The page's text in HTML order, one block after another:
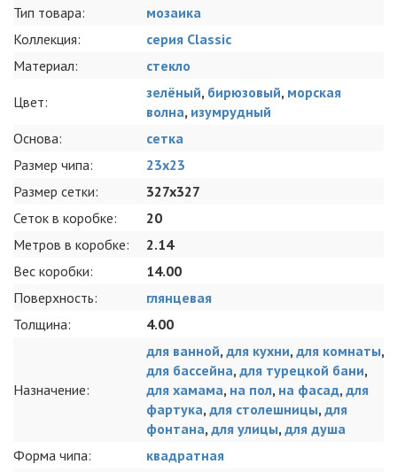
Тип товара:
мозаика
Коллекция:
серия Classic
Материал:
стекло
Цвет:
зелёный, бирюзовый, морская
волна, изумрудный
Основа:
сетка
Размер чипа:
23х23
Размер сетки:
327x327
Сеток в коробке:
20
Метров в коробке:
2.14
Вес коробки:
14.00
Поверхность:
глянцевая
Толщина:
4.00
Назначение:
для ванной, для кухни, для комнаты,
для бассейна, для турецкой бани,
для хамама, на пол, на фасад, для
фартука, для столешницы, для
фонтана, для улицы, для душа
Форма чипа:
квадратная